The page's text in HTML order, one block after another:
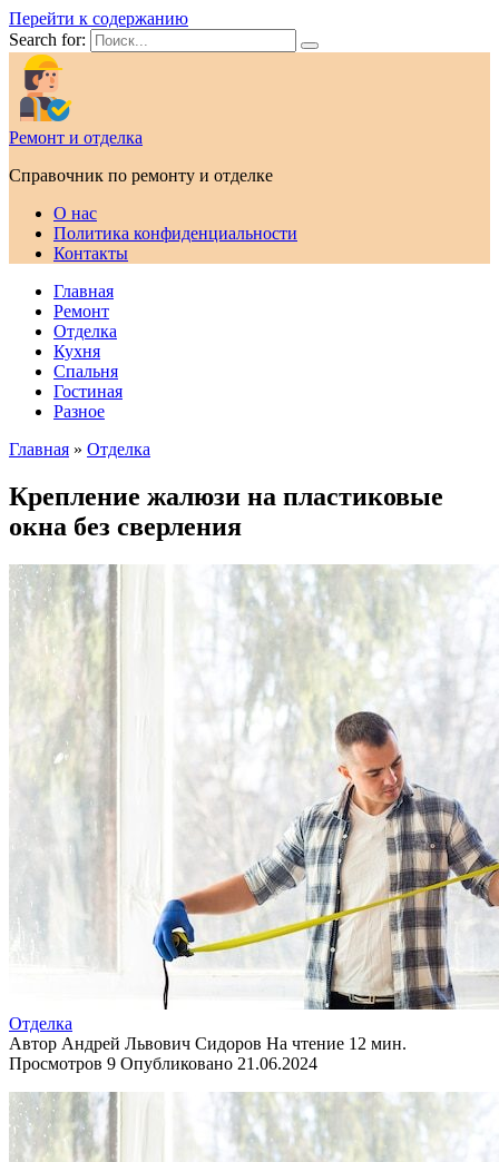
Перейти к содержанию
Search for:
Ремонт и отделка
Справочник по ремонту и отделке
О нас
Политика конфиденциальности
Контакты
Главная
Ремонт
Отделка
Кухня
Спальня
Гостиная
Разное
Главная » Отделка
Крепление жалюзи на пластиковые
окна без сверления
Отделка
Автор Андрей Львович Сидоров На чтение 12 мин.
Просмотров 9 Опубликовано 21.06.2024